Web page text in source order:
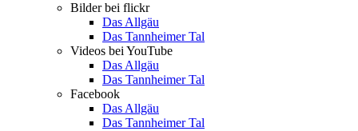
Bilder bei flickr
Das Allgäu
Das Tannheimer Tal
Videos bei YouTube
Das Allgäu
Das Tannheimer Tal
Facebook
Das Allgäu
Das Tannheimer Tal